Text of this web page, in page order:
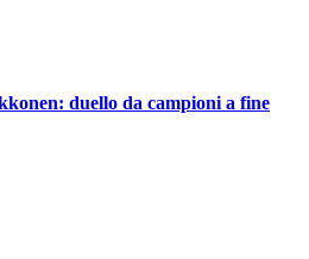
duello da campioni a fine